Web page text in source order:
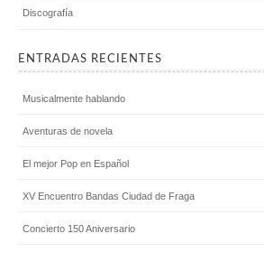
Discografía
ENTRADAS RECIENTES
Musicalmente hablando
Aventuras de novela
El mejor Pop en Español
XV Encuentro Bandas Ciudad de Fraga
Concierto 150 Aniversario